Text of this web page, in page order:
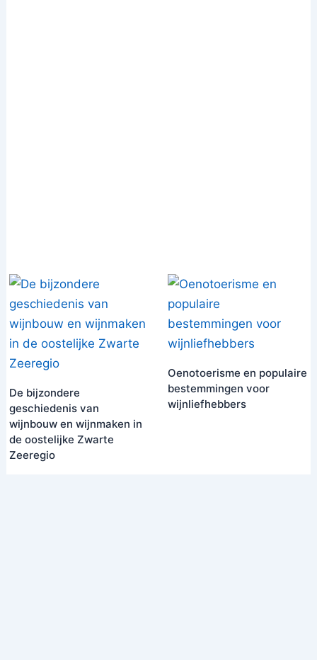
De bijzondere
geschiedenis van
wijnbouw en wijnmaken in
de oostelijke Zwarte
Zeeregio
Oenotoerisme en populaire
bestemmingen voor
wijnliefhebbers